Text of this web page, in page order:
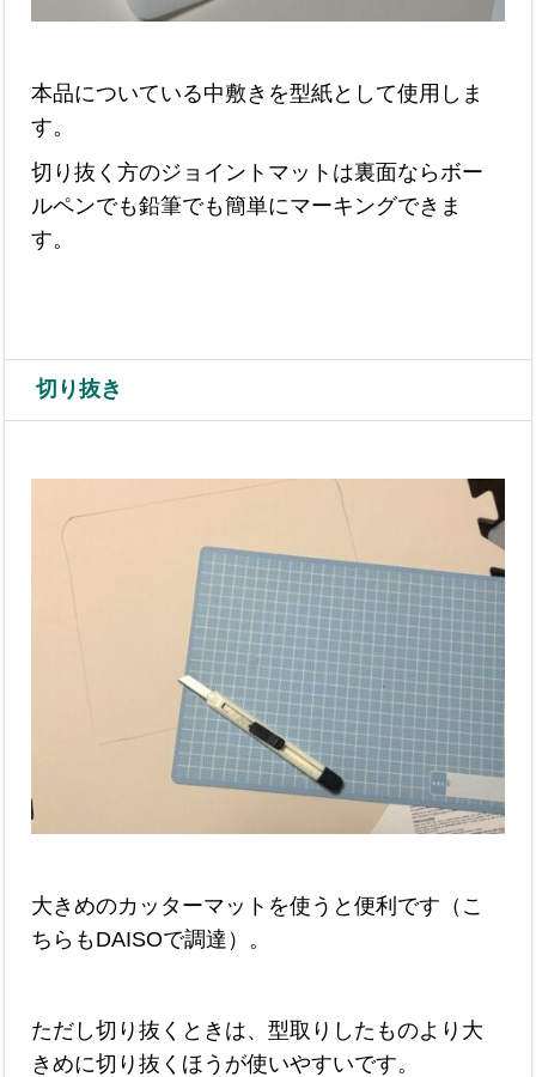
本品についている中敷きを型紙として使用しま
す。
切り抜く方のジョイントマットは裏面ならボー
ルペンでも鉛筆でも簡単にマーキングできま
す。
切り抜き
大きめのカッターマットを使うと便利です（こ
ちらもDAISOで調達）。
ただし切り抜くときは、型取りしたものより大
きめに切り抜くほうが使いやすいです。